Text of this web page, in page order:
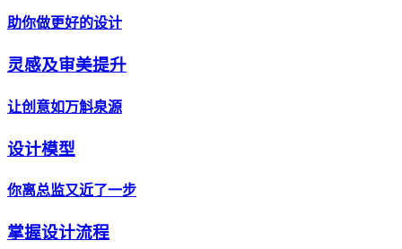
助你做更好的设计
灵感及审美提升
让创意如万斛泉源
设计模型
你离总监又近了一步
掌握设计流程